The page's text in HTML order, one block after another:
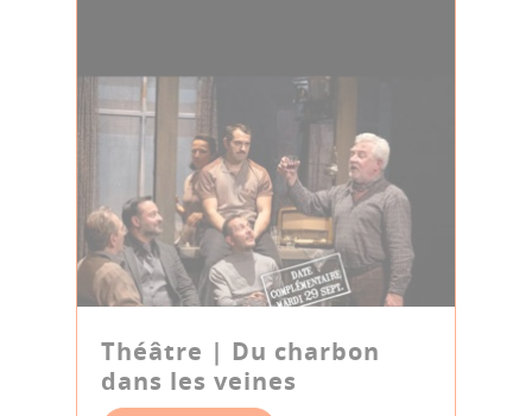
Théâtre | Du charbon
dans les veines